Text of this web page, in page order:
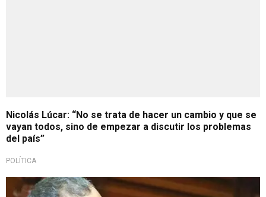
Nicolás Lúcar: “No se trata de hacer un cambio y que se
vayan todos, sino de empezar a discutir los problemas
del país”
POLÍTICA